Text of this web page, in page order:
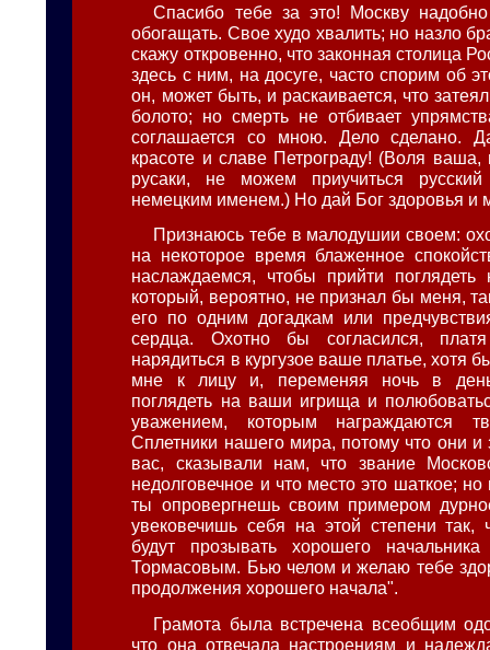
Спасибо тебе за это! Москву
обогащать. Свое худо хвалить; но назло
скажу откровенно, что законная столица
здесь с ним, на досуге, часто спорим об
он, может быть, и раскаивается, что
болото; но смерть не отбивает
соглашается со мною. Дело сделано.
красоте и славе Петрограду! (Воля
русаки, не можем приучиться
немецким именем.) Но дай Бог здоровья и
Признаюсь тебе в малодушии своем:
на некоторое время блаженное
наслаждаемся, чтобы прийти поглядеть
который, вероятно, не признал бы меня,
его по одним догадкам или
сердца. Охотно бы согласился,
нарядиться в кургузое ваше платье, хотя
мне к лицу и, переменяя ночь в
поглядеть на ваши игрища и
уважением, которым награждаются
Сплетники нашего мира, потому что они и
вас, сказывали нам, что звание
недолговечное и что место это шаткое;
ты опровергнешь своим примером
увековечишь себя на этой степени так,
будут прозывать хорошего
Тормасовым. Бью челом и желаю тебе
продолжения хорошего начала".
Грамота была встречена всеобщим
что она отвечала настроениям и